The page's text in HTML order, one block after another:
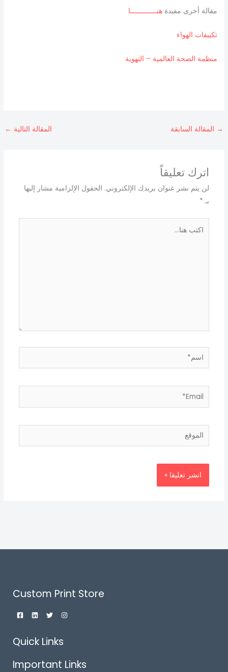
مقالة أخرى مفيدةهنـــــــــــــا
تكييفات الهواء
منظمة الصحة العالمية – التهوية
→ المقالة السابقة المقالة التالية ←
اترك تعليقاً
لن يتم نشر عنوان بريدك الإلكتروني. الحقول الإلزامية مشار إليها
بـ *
اسم*
Email*
الموقع
Custom Print Store
Quick Links
Important Links